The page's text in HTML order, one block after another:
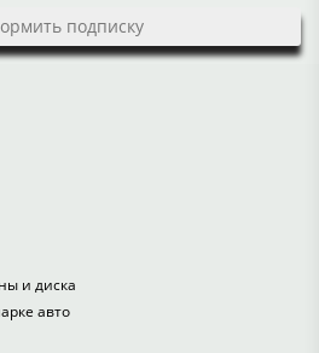
подписку
и диска
авто